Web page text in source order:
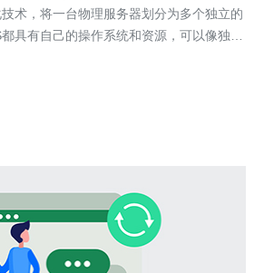
技术，将一台物理服务器划分为多个独立的
具有自己的操作系统和资源，可以像独立
韩国VPS可以提供卓越的性能和稳定性。